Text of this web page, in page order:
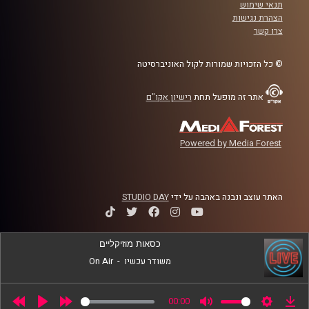
יש לכם דרייב לעשייה? הפרק הזה בול בשבילכם.
קרדיט תמונות:
נתנאל גולדפדר
תנאי שימוש
הצהרת נגישות
צרו קשר
© כל הזכויות שמורות לקול האוניברסיטה
אתר זה מופעל תחת רישיון אקו"ם
Powered by Media Forest
האתר עוצב ונבנה באהבה על ידיSTUDIO DAY
00:00
כסאות מוזיקליים
משודר עכשיו -
On Air